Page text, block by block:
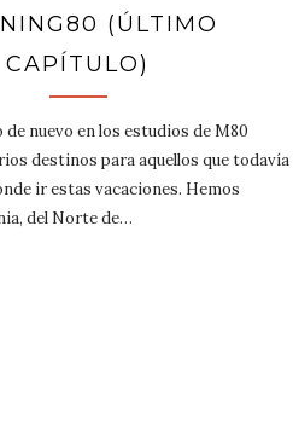
(ÚLTIMO
CAPÍTULO)
nuevo en los estudios de M80
destinos para aquellos que todavía
ir estas vacaciones. Hemos
del Norte de…